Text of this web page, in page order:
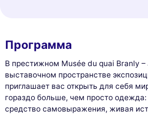
Программа
В престижном Musée du quai Branly –
выставочном пространстве
приглашает вас открыть для себя
гораздо больше, чем просто
средство самовыражения, живая